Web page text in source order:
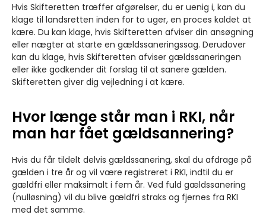
Hvis Skifteretten træffer afgørelser, du er uenig i, kan du
klage til landsretten inden for to uger, en proces kaldet at
kære. Du kan klage, hvis Skifteretten afviser din ansøgning
eller nægter at starte en gældssaneringssag. Derudover
kan du klage, hvis Skifteretten afviser gældssaneringen
eller ikke godkender dit forslag til at sanere gælden.
Skifteretten giver dig vejledning i at kære.
Hvor længe står man i RKI, når
man har fået gældsannering?
Hvis du får tildelt delvis gældssanering, skal du afdrage på
gælden i tre år og vil være registreret i RKI, indtil du er
gældfri eller maksimalt i fem år. Ved fuld gældssanering
(nulløsning) vil du blive gældfri straks og fjernes fra RKI
med det samme.